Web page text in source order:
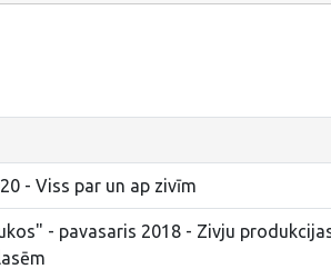
- Viss par un ap zivīm
- pavasaris 2018 - Zivju